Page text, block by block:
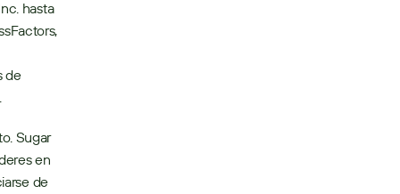
hasta
de
Sugar
en
de